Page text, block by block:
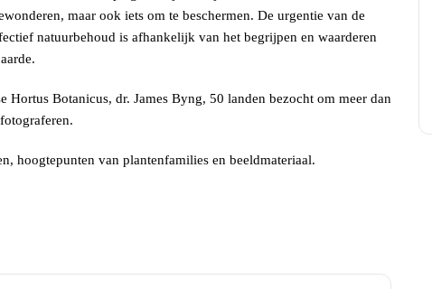
maar ook iets om te beschermen. De urgentie van de
natuurbehoud is afhankelijk van het begrijpen en waarderen
Hortus Botanicus, dr. James Byng, 50 landen bezocht om meer dan
hoogtepunten van plantenfamilies en beeldmateriaal.